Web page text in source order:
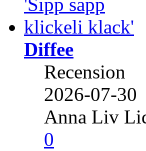
Diffee
Recension
2026-07-30
Anna Liv
0